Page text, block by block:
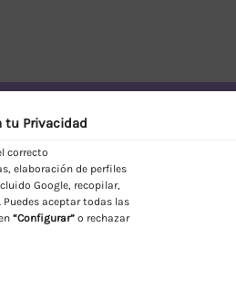
tu Privacidad
correcto
elaboración de perfiles
Google, recopilar,
aceptar todas las
“Configurar” o rechazar